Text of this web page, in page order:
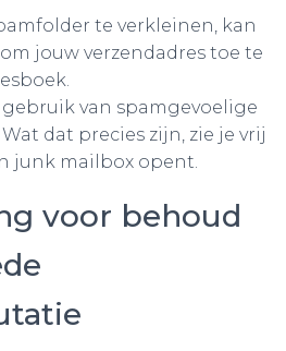
te verkleinen, kan
jouw verzendadres toe te
van spamgevoelige
dat precies zijn, zie je vrij
junk mailbox opent.
voor behoud